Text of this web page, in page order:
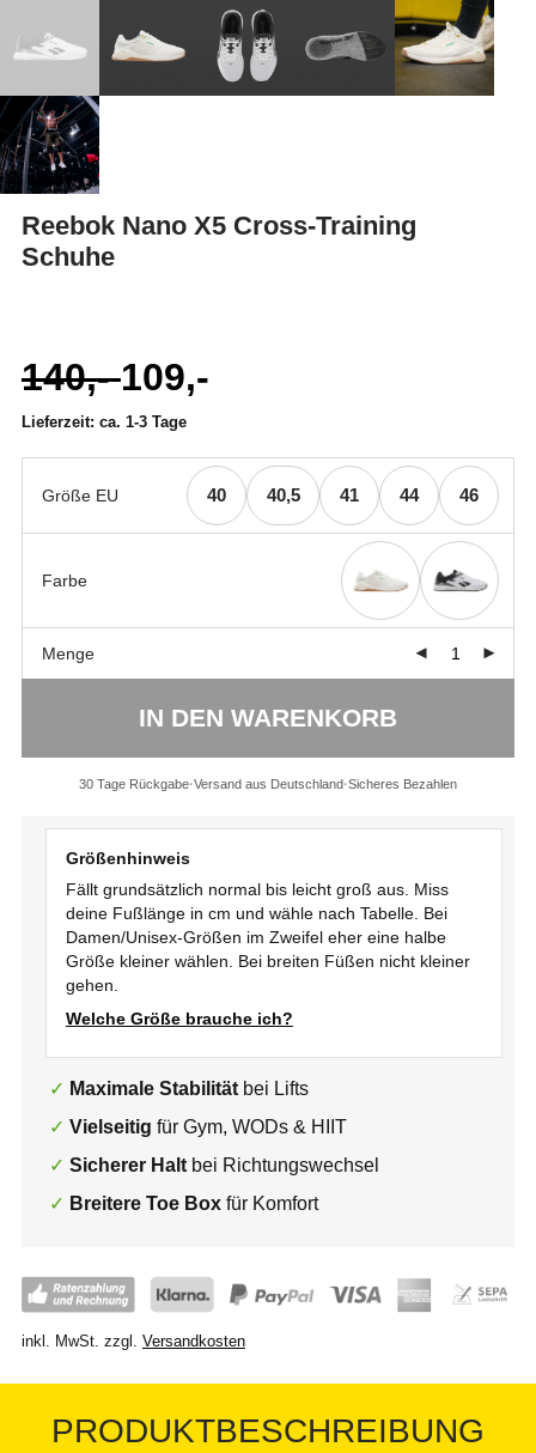
Reebok Nano X5 Cross-Training
Schuhe
140,-
Ursprünglicher
war:
140,-
109,-
Aktueller
ist:
109,- .
Lieferzeit: ca. 1-3 Tage
Größe EU 40 40,5 41 44 46
Farbe
Menge
IN DEN WARENKORB
30 Tage Rückgabe Versand aus Deutschland Sicheres Bezahlen
Größenhinweis
Fällt grundsätzlich normal bis leicht groß aus. Miss
deine Fußlänge in cm und wähle nach Tabelle. Bei
Damen/Unisex-Größen im Zweifel eher eine halbe
Größe kleiner wählen. Bei breiten Füßen nicht kleiner
gehen.
Welche Größe brauche ich?
Maximale Stabilitätbei Lifts
Vielseitig für Gym, WODs & HIIT
Sicherer Haltbei Richtungswechsel
Breitere Toe Boxfür Komfort
inkl. MwSt. zzgl. Versandkosten
PRODUKTBESCHREIBUNG